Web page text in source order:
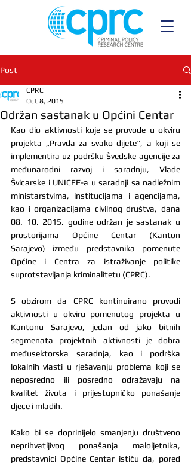
Post
Održan sastanak u Općini Centar
CPRC
Oct 8, 2015
Kao dio aktivnosti koje se provode u okviru
projekta „Pravda za svako dijete“, a koji se
implementira uz podršku Švedske agencije za
međunarodni razvoj i saradnju, Vlade
Švicarske i UNICEF-a u saradnji sa nadležnim
ministarstvima, institucijama i agencijama,
kao i organizacijama civilnog društva, dana
08. 10. 2015. godine održan je sastanak u
prostorijama Općine Centar (Kanton
Sarajevo) između predstavnika pomenute
Općine i Centra za istraživanje politike
suprotstavljanja kriminalitetu (CPRC).
S obzirom da CPRC kontinuirano provodi
aktivnosti u okviru pomenutog projekta u
Kantonu Sarajevo, jedan od jako bitnih
segmenata projektnih aktivnosti je dobra
međusektorska saradnja, kao i podrška
lokalnih vlasti u rješavanju problema koji se
neposredno ili posredno odražavaju na
kvalitet života i prijestupničko ponašanje
djece i mladih.
Kako bi se doprinijelo smanjenju društveno
neprihvatljivog ponašanja maloljetnika,
predstavnici Općine Centar ističu da, pored